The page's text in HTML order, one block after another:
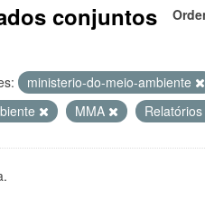
conjuntos
ministerio-do-meio-ambiente
MMA Relatórios